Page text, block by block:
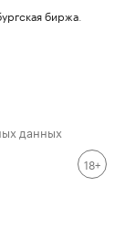
биржа
данных
18+